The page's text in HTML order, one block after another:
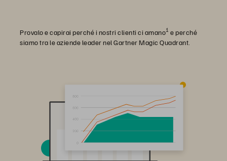
Provalo e capirai perché i nostri clienti ci amano1 e perché
siamo tra le aziende leader nel Gartner Magic Quadrant.